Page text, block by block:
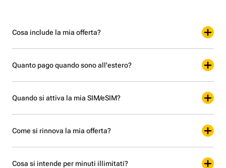
Cosa include la mia offerta?
Quanto pago quando sono all'estero?
Quando si attiva la mia SIM/eSIM?
Come si rinnova la mia offerta?
Cosa si intende per minuti illimitati?